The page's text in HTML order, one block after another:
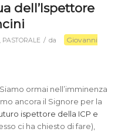
dell’Ispettore
PASTORALE / da
Giovanni
ormai nell’imminenza
ancora il Signore per la
ispettore della ICP e
ci ha chiesto di fare),